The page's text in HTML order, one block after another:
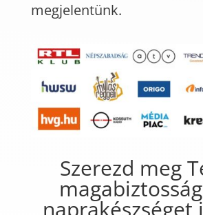
megjelentünk.
Szerezd meg
naprakészséget